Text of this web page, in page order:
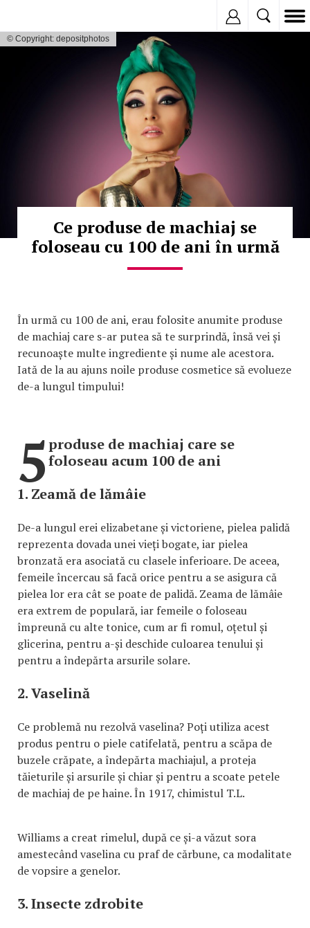
© Copyright: depositphotos
Ce produse de machiaj se
foloseau cu 100 de ani în urmă
În urmă cu 100 de ani, erau folosite anumite produse
de machiaj care s-ar putea să te surprindă, însă vei și
recunoaște multe ingrediente și nume ale acestora.
Iată de la au ajuns noile produse cosmetice să evolueze
de-a lungul timpului!
5produse de machiaj care se
foloseau acum 100 de ani
1. Zeamă de lămâie
De-a lungul erei elizabetane și victoriene, pielea palidă
reprezenta dovada unei vieți bogate, iar pielea
bronzată era asociată cu clasele inferioare. De aceea,
femeile încercau să facă orice pentru a se asigura că
pielea lor era cât se poate de palidă. Zeama de lămâie
era extrem de populară, iar femeile o foloseau
împreună cu alte tonice, cum ar fi romul, oțetul și
glicerina, pentru a-și deschide culoarea tenului și
pentru a îndepărta arsurile solare.
2. Vaselină
Ce problemă nu rezolvă vaselina? Poți utiliza acest
produs pentru o piele catifelată, pentru a scăpa de
buzele crăpate, a îndepărta machiajul, a proteja
tăieturile și arsurile și chiar și pentru a scoate petele
de machiaj de pe haine. În 1917, chimistul T.L.
Williams a creat rimelul, după ce și-a văzut sora
amestecând vaselina cu praf de cărbune, ca modalitate
de vopsire a genelor.
3. Insecte zdrobite